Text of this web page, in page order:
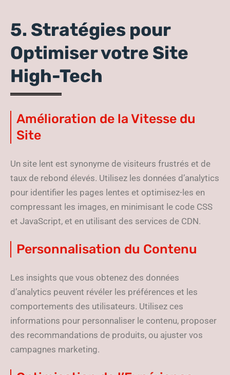
5. Stratégies pour
Optimiser votre Site
High-Tech
Amélioration de la Vitesse du
Site
Un site lent est synonyme de visiteurs frustrés et de
taux de rebond élevés. Utilisez les données d’analytics
pour identifier les pages lentes et optimisez-les en
compressant les images, en minimisant le code CSS
et JavaScript, et en utilisant des services de CDN.
Personnalisation du Contenu
Les insights que vous obtenez des données
d’analytics peuvent révéler les préférences et les
comportements des utilisateurs. Utilisez ces
informations pour personnaliser le contenu, proposer
des recommandations de produits, ou ajuster vos
campagnes marketing.